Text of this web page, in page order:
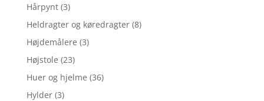
Hårpynt (3)
Heldragter og køredragter (8)
Højdemålere (3)
Højstole (23)
Huer og hjelme (36)
Hylder (3)